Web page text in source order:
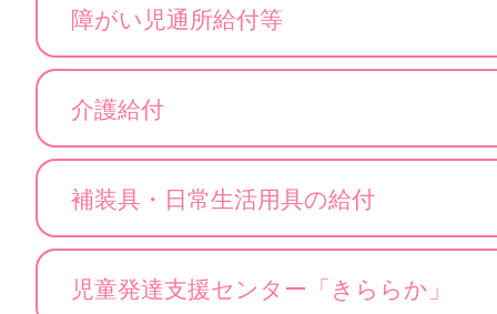
障がい児通所給付等
介護給付
補装具・日常生活用具の給付
児童発達支援センター「きららか」